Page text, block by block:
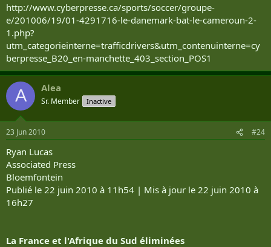
http://www.cyberpresse.ca/sports/soccer/groupe-
e/201006/19/01-4291716-le-danemark-bat-le-cameroun-2-
1.php?
utm_categorieinterne=trafficdrivers&utm_contenuinterne=cy
berpresse_B20_en-manchette_403_section_POS1
A Alea
Sr. Member Inactive
23 Jun 2010 #24
Ryan Lucas
Associated Press
Bloemfontein
Publié le 22 juin 2010 à 11h54 | Mis à jour le 22 juin 2010 à
16h27
La France et l'Afrique du Sud éliminées